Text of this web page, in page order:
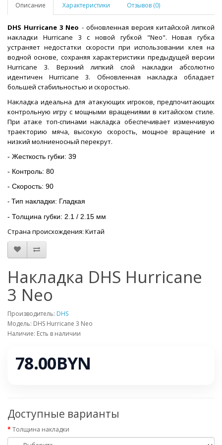
Описание Характеристики Отзывов (0)
DHS Hurricane 3 Neo - обновленная версия китайской липкой
накладки Hurricane 3 с новой губкой "Neo". Новая губка
устраняет недостатки скорости при использовании клея на
водной основе, сохраняя характеристики предыдущей версии
Hurricane 3. Верхний липкий слой накладки абсолютно
идентичен Hurricane 3. Обновленная накладка обладает
большей стабильностью и скоростью.
Накладка идеальна для атакующих игроков, предпочитающих
контрольную игру с мощными вращениями в китайском стиле.
При атаке топ-спинами накладка обеспечивает изменчивую
траекторию мяча, высокую скорость, мощное вращение и
низкий молниеносный перекрут.
- Жесткость губки: 39
- Контроль: 80
- Скорость: 90
- Тип накладки: Гладкая
- Толщина губки: 2.1 / 2.15 мм
Страна происхождения: Китай
Накладка DHS Hurricane
3 Neo
Производитель: DHS
Модель: DHS Hurricane 3 Neo
Наличие: Есть в наличии
78.00BYN
Доступные варианты
Толщина накладки